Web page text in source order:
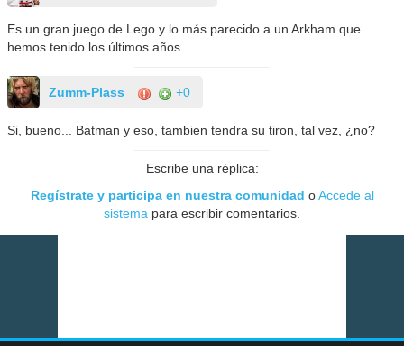
Es un gran juego de Lego y lo más parecido a un Arkham que
hemos tenido los últimos años.
Zumm-Plass +0
Si, bueno... Batman y eso, tambien tendra su tiron, tal vez, ¿no?
Escribe una réplica:
Regístrate y participa en nuestra comunidad oAccede al
sistema para escribir comentarios.